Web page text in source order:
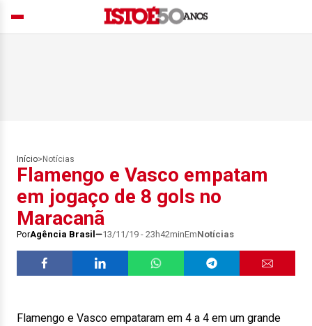
Início> Notícias
Flamengo e Vasco empatam
em jogaço de 8 gols no
Maracanã
PorAgência Brasil 13/11/19 - 23h42minEmNotícias
Flamengo e Vasco empataram em 4 a 4 em um grande